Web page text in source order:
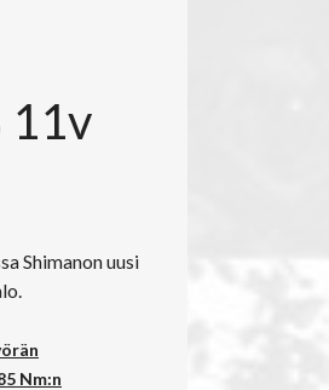
11v
Shimanon uusi
Nm:n